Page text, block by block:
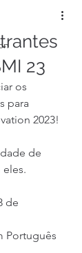
23
os
para
2023!
de
de
Português